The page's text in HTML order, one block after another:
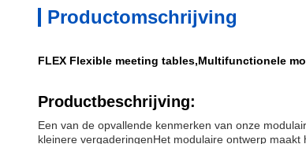
Productomschrijving
FLEX Flexible meeting tables,Multifunctionele
Productbeschrijving:
Een van de opvallende kenmerken van onze
kleinere vergaderingenHet modulaire ontwerp